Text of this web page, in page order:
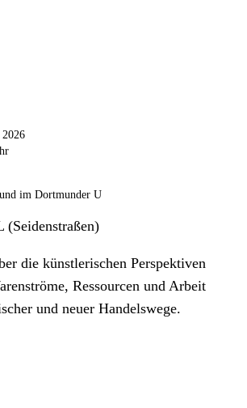
2026
im Dortmunder U
die künstlerischen Perspektiven
Ressourcen und Arbeit
und neuer Handelswege.